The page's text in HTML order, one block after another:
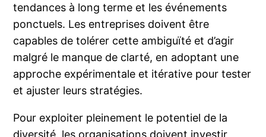
tendances à long terme et les événements
ponctuels. Les entreprises doivent être
capables de tolérer cette ambiguïté et d’agir
malgré le manque de clarté, en adoptant une
approche expérimentale et itérative pour tester
et ajuster leurs stratégies.
Pour exploiter pleinement le potentiel de la
diversité, les organisations doivent investir